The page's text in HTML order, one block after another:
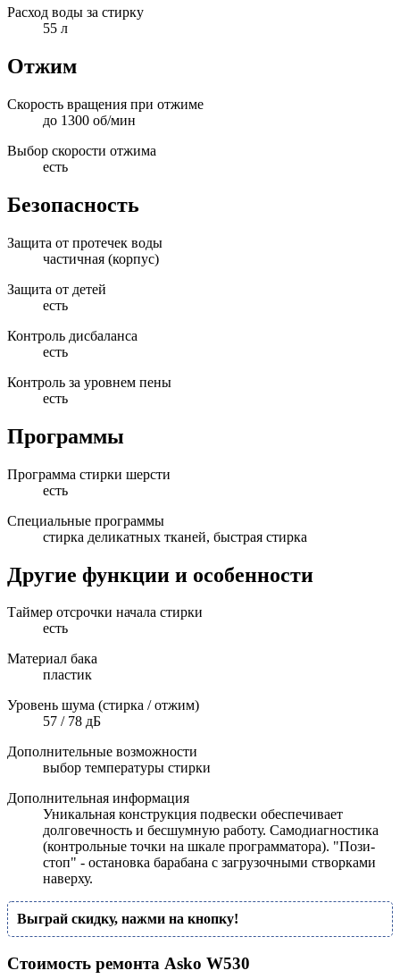
Расход воды за стирку
55 л
Отжим
Скорость вращения при отжиме
до 1300 об/мин
Выбор скорости отжима
есть
Безопасность
Защита от протечек воды
частичная (корпус)
Защита от детей
есть
Контроль дисбаланса
есть
Контроль за уровнем пены
есть
Программы
Программа стирки шерсти
есть
Специальные программы
стирка деликатных тканей, быстрая стирка
Другие функции и особенности
Таймер отсрочки начала стирки
есть
Материал бака
пластик
Уровень шума (стирка / отжим)
57 / 78 дБ
Дополнительные возможности
выбор температуры стирки
Дополнительная информация
Уникальная конструкция подвески обеспечивает
долговечность и бесшумную работу. Самодиагностика
(контрольные точки на шкале программатора). "Пози-
стоп" - остановка барабана с загрузочными створками
наверху.
Выграй скидку, нажми на кнопку!
Стоимость ремонта Asko W530